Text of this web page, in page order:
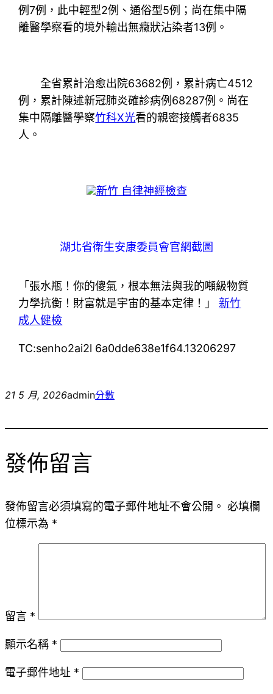
例7例，此中輕型2例、通俗型5例；尚在集中隔
離醫學察看的境外輸出無癥狀沾染者13例。
全省累計治愈出院63682例，累計病亡4512
例，累計陳述新冠肺炎確診病例68287例。尚在
集中隔離醫學察竹科X光看的親密接觸者6835
人。
新竹 自律神經檢查
湖北省衛生安康委員會官網截圖
「張水瓶！你的傻氣，根本無法與我的噸級物質
力學抗衡！財富就是宇宙的基本定律！」新竹
成人健檢
TC:senho2ai2l 6a0dde638e1f64.13206297
21 5 月, 2026admin分數
發佈留言
發佈留言必須填寫的電子郵件地址不會公開。 必填欄
位標示為 *
留言 *
顯示名稱 *
電子郵件地址 *